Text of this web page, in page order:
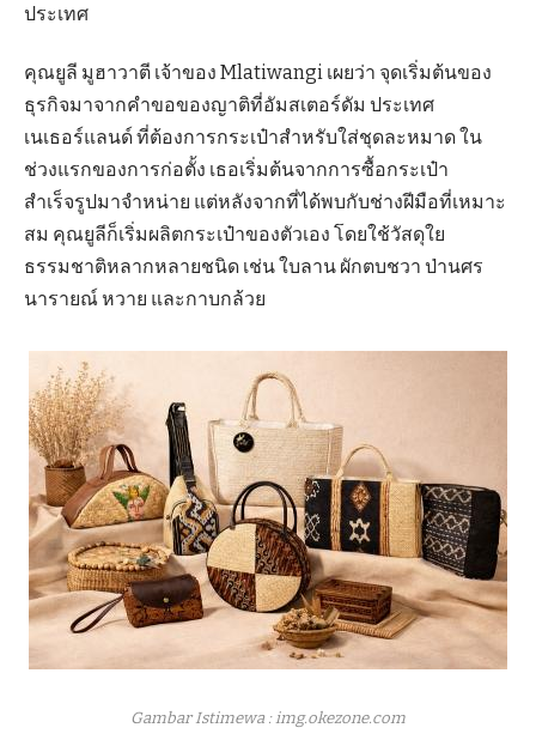
ประเทศ
คุณยูลี มูฮาวาตี เจ้าของ Mlatiwangi เผยว่า จุดเริ่มต้นของ
ธุรกิจมาจากคำขอของญาติที่อัมสเตอร์ดัม ประเทศ
เนเธอร์แลนด์ ที่ต้องการกระเป๋าสำหรับใส่ชุดละหมาด ใน
ช่วงแรกของการก่อตั้ง เธอเริ่มต้นจากการซื้อกระเป๋า
สำเร็จรูปมาจำหน่าย แต่หลังจากที่ได้พบกับช่างฝีมือที่เหมาะ
สม คุณยูลีก็เริ่มผลิตกระเป๋าของตัวเอง โดยใช้วัสดุใย
ธรรมชาติหลากหลายชนิด เช่น ใบลาน ผักตบชวา ป่านศร
นารายณ์ หวาย และกาบกล้วย
Gambar Istimewa : img.okezone.com